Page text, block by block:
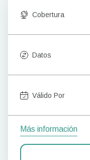
Cobertura
Datos
Válido Por
Más información